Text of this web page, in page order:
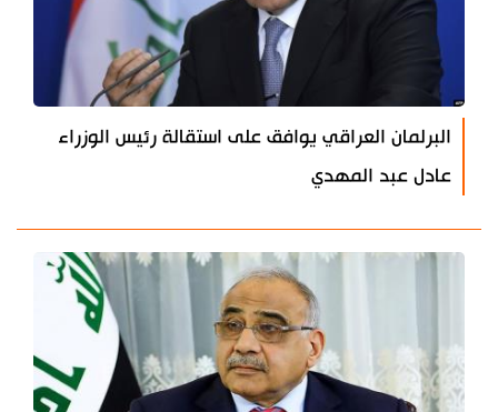
البرلمان العراقي يوافق على استقالة رئيس الوزراء
عادل عبد المهدي